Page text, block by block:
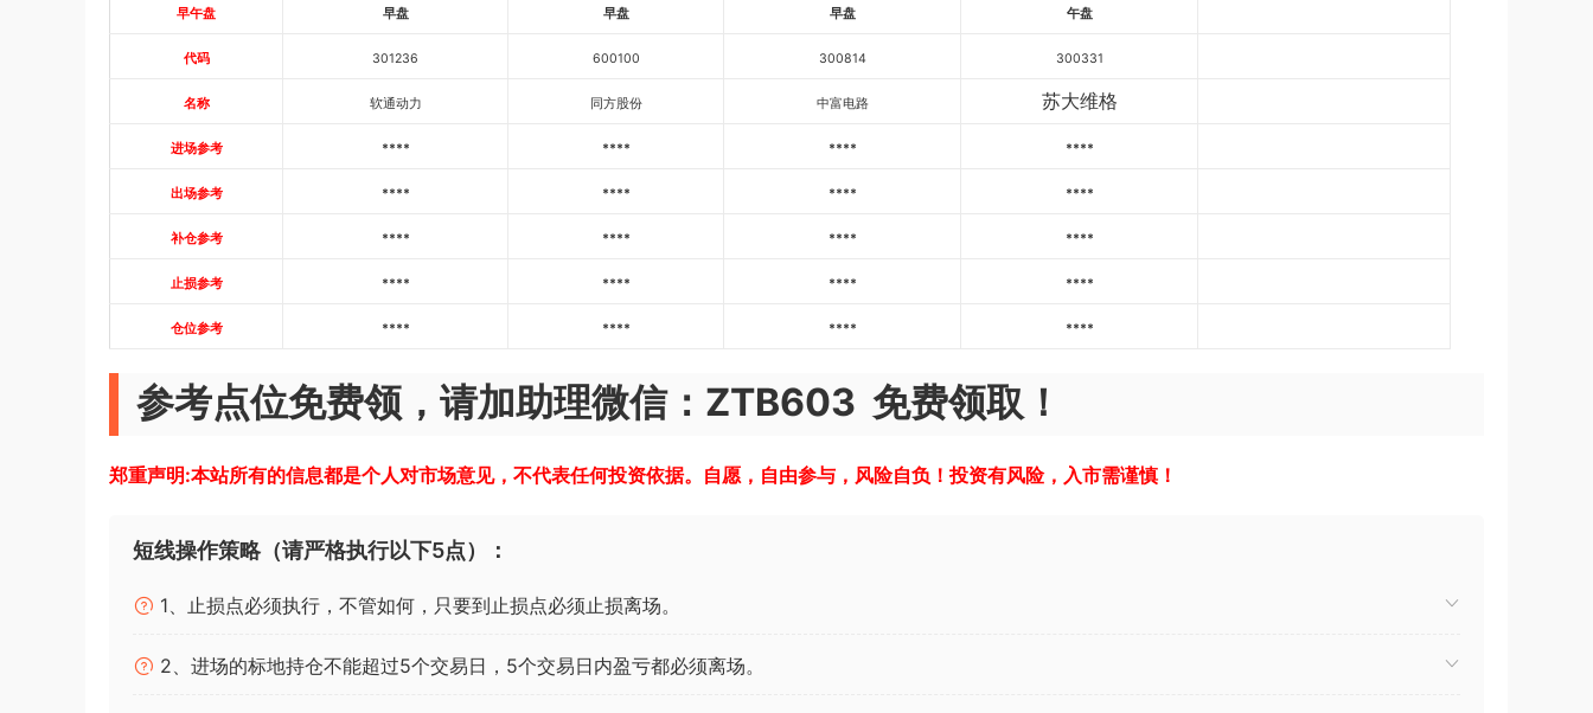
早午盘 早盘 早盘 早盘 午盘
代码 301236 600100 300814 300331
名称 软通动力 同方股份 中富电路 苏大维格
进场参考 **** **** **** ****
出场参考 **** **** **** ****
补仓参考 **** **** **** ****
止损参考 **** **** **** ****
仓位参考 **** **** **** ****
参考点位免费领，请加助理微信：ZTB603 免费领取！
郑重声明:本站所有的信息都是个人对市场意见，不代表任何投资依据。自愿，自由参与，风险自负！投资有风险，入市需谨慎！
短线操作策略（请严格执行以下5点）：
1、止损点必须执行，不管如何，只要到止损点必须止损离场。
2、进场的标地持仓不能超过5个交易日，5个交易日内盈亏都必须离场。